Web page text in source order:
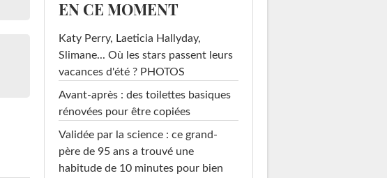
EN CE MOMENT
Katy Perry, Laeticia Hallyday,
Slimane... Où les stars passent leurs
vacances d'été ? PHOTOS
Avant-après : des toilettes basiques
rénovées pour être copiées
Validée par la science : ce grand-
père de 95 ans a trouvé une
habitude de 10 minutes pour bien